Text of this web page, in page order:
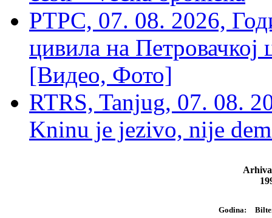
РТРС, 07. 08. 2026,
цивила на Петровачкој
[Видео, Фото]
RTRS, Tanjug, 07. 08.
Kninu je jezivo, nije
Godina: